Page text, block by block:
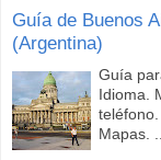
Guía de Buenos
(Argentina)
Guía
Idioma.
Mapas. ...